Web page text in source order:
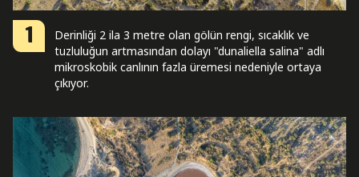
1
Derinliği 2 ila 3 metre olan gölün rengi, sıcaklık ve
tuzluluğun artmasından dolayı "dunaliella salina" adlı
mikroskobik canlının fazla üremesi nedeniyle ortaya
çıkıyor.